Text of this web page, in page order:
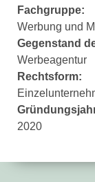
Fachgruppe:
Werbung und
Gegenstand
Werbeagentur
Rechtsform:
2020